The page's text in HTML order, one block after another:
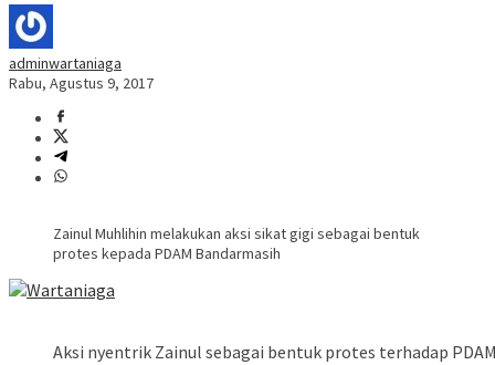
adminwartaniaga
Rabu, Agustus 9, 2017
Zainul Muhlihin melakukan aksi sikat gigi sebagai bentuk
protes kepada PDAM Bandarmasih
Aksi nyentrik Zainul sebagai bentuk protes terhadap